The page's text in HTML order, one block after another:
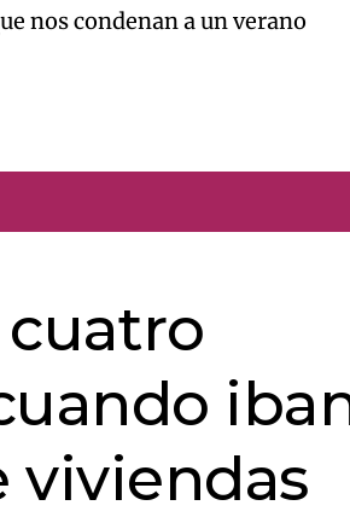
nos condenan a un verano
viviendas